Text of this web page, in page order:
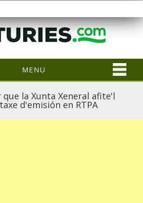
MENU
la Xunta Xeneral afite'l
d'emisión en RTPA